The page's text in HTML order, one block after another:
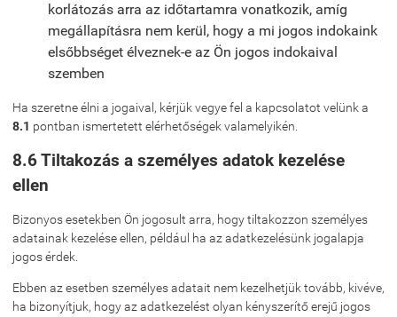
korlátozás arra az időtartamra vonatkozik, amíg
megállapításra nem kerül, hogy a mi jogos indokaink
elsőbbséget élveznek-e az Ön jogos indokaival
szemben
Ha szeretne élni a jogaival, kérjük vegye fel a kapcsolatot velünk a
8.1 pontban ismertetett elérhetőségek valamelyikén.
8.6 Tiltakozás a személyes adatok kezelése
ellen
Bizonyos esetekben Ön jogosult arra, hogy tiltakozzon személyes
adatainak kezelése ellen, például ha az adatkezelésünk jogalapja
jogos érdek.
Ebben az esetben személyes adatait nem kezelhetjük tovább, kivéve,
ha bizonyítjuk, hogy az adatkezelést olyan kényszerítő erejű jogos